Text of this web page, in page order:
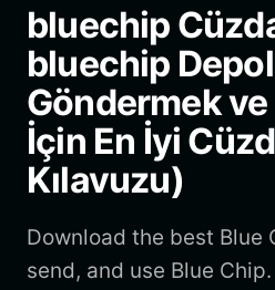
Bahasa Indonesia
ภาษาไทย
Español
Português (Brasil)
Español (Argentina)
bluechip
bluechip
Göndermek
İçin En İyi
Kılavuzu)
Download the best Blue
send, and use Blue